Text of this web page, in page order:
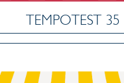
TEMPOTEST 35